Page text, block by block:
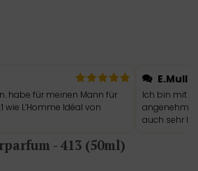
habe für meinen Mann für
wie L’Homme Idéal von
Ich bin mit
angenehm
auch sehr
- 413 (50ml)